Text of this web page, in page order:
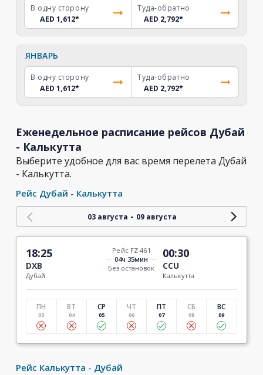
В одну сторону
AED 1,612*
Туда-обратно
AED 2,792*
ЯНВАРЬ
В одну сторону
AED 1,612*
Туда-обратно
AED 2,792*
Еженедельное расписание рейсов Дубай
- Калькутта
Выберите удобное для вас время перелета Дубай
- Калькутта.
Рейс Дубай - Калькутта
03 августа - 09 августа
18:25
DXB
Дубай
Рейс FZ 461
04ч 35мин
Без остановок
00:30
CCU
Калькутта
ПН
03
ВТ
04
СР
05
ЧТ
06
ПТ
07
СБ
08
ВС
09
Рейс Калькутта - Дубай